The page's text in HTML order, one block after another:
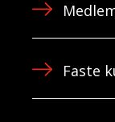
Faste